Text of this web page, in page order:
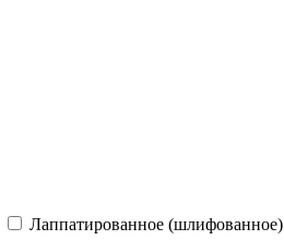
Лаппатированное (шлифованное)